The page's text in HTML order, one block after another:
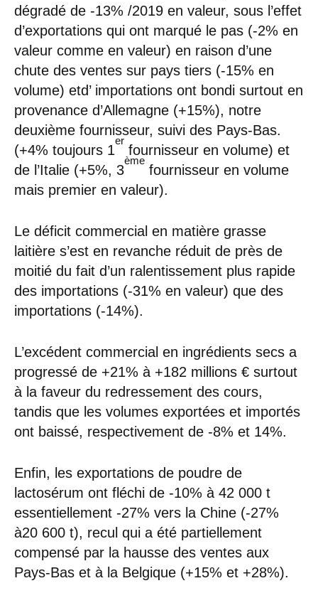
dégradé de -13% /2019 en valeur, sous l’effet
d’exportations qui ont marqué le pas (-2% en
valeur comme en valeur) en raison d’une
chute des ventes sur pays tiers (-15% en
volume) etd’ importations ont bondi surtout en
provenance d’Allemagne (+15%), notre
deuxième fournisseur, suivi des Pays-Bas.
(+4% toujours 1
er
fournisseur en volume) et
de l’Italie (+5%, 3
ème
fournisseur en volume
mais premier en valeur).
Le déficit commercial en matière grasse
laitière s’est en revanche réduit de près de
moitié du fait d’un ralentissement plus rapide
des importations (-31% en valeur) que des
importations (-14%).
L’excédent commercial en ingrédients secs a
progressé de +21% à +182 millions € surtout
à la faveur du redressement des cours,
tandis que les volumes exportées et importés
ont baissé, respectivement de -8% et 14%.
Enfin, les exportations de poudre de
lactosérum ont fléchi de -10% à 42 000 t
essentiellement -27% vers la Chine (-27%
à20 600 t), recul qui a été partiellement
compensé par la hausse des ventes aux
Pays-Bas et à la Belgique (+15% et +28%).